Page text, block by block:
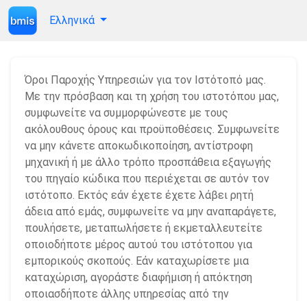
Ελληνικά
Όροι Παροχής Υπηρεσιών για τον Ιστότοπό μας.
Με την πρόσβαση και τη χρήση του ιστοτόπου μας,
συμφωνείτε να συμμορφώνεστε με τους
ακόλουθους όρους και προϋποθέσεις. Συμφωνείτε
να μην κάνετε αποκωδικοποίηση, αντίστροφη
μηχανική ή με άλλο τρόπο προσπάθεια εξαγωγής
του πηγαίο κώδικα που περιέχεται σε αυτόν τον
ιστότοπο. Εκτός εάν έχετε έχετε λάβει ρητή
άδεια από εμάς, συμφωνείτε να μην αναπαράγετε,
πουλήσετε, μεταπωλήσετε ή εκμεταλλευτείτε
οποιοδήποτε μέρος αυτού του ιστότοπου για
εμπορικούς σκοπούς. Εάν καταχωρίσετε μια
καταχώριση, αγοράστε διαφήμιση ή απόκτηση
οποιασδήποτε άλλης υπηρεσίας από την